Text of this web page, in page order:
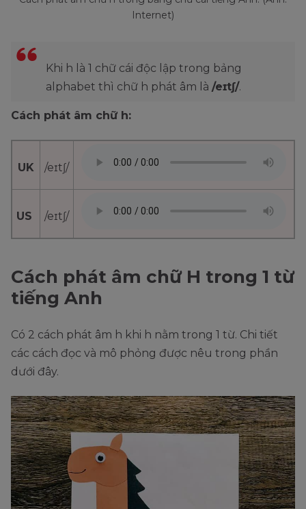
Internet)
Khi h là 1 chữ cái độc lập trong bảng
alphabet thì chữ h phát âm là /eɪtʃ/.
Cách phát âm chữ h:
UK /eɪtʃ/
US /eɪtʃ/
Cách phát âm chữ H trong 1 từ
tiếng Anh
Có 2 cách phát âm h khi h nằm trong 1 từ. Chi tiết
các cách đọc và mô phỏng được nêu trong phần
dưới đây.